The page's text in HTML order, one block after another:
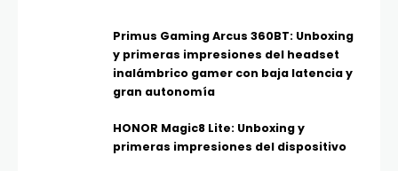
Primus Gaming Arcus 360BT: Unboxing
y primeras impresiones del headset
inalámbrico gamer con baja latencia y
gran autonomía
HONOR Magic8 Lite: Unboxing y
primeras impresiones del dispositivo